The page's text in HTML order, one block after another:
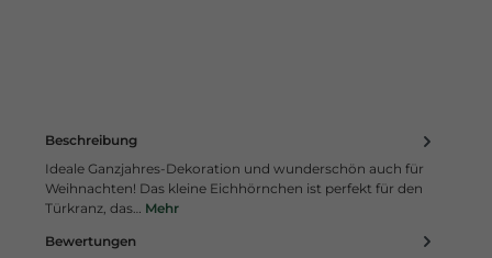
Beschreibung
Ideale Ganzjahres-Dekoration und wunderschön auch für
Weihnachten! Das kleine Eichhörnchen ist perfekt für den
Türkranz, das… Mehr
Bewertungen